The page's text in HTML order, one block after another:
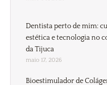
Dentista perto de mim:
estética e tecnologia no
da Tijuca
maio 17, 2026
Bioestimulador de